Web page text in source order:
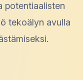
potentiaalisten
tekoälyn avulla